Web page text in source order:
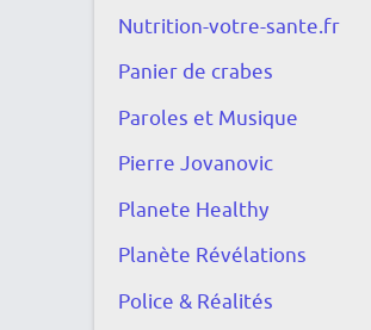
Nutrition-votre-sante.fr
Panier de crabes
Paroles et Musique
Pierre Jovanovic
Planete Healthy
Planète Révélations
Police & Réalités